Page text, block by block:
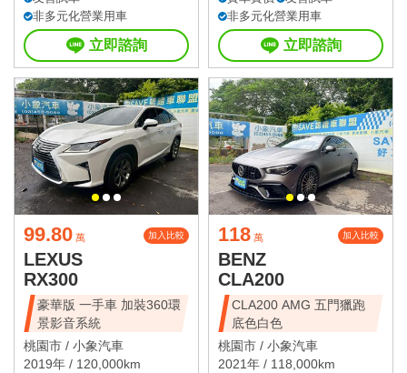
非多元化營業用車
立即諮詢
非多元化營業用車
立即諮詢
99.80 萬 加入比較
LEXUS
RX300
豪華版 一手車 加裝360環
景影音系統
桃園市 / 小象汽車
2019年 / 120,000km
118 萬 加入比較
BENZ
CLA200
CLA200 AMG 五門獵跑
底色白色
桃園市 / 小象汽車
2021年 / 118,000km